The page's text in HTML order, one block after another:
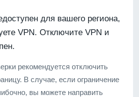
для вашего региона,
VPN. Отключите VPN и
рекомендуется отключить
В случае, если ограничение
вы можете направить